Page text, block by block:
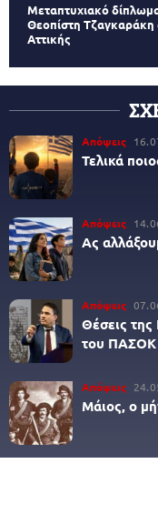
Μεταπτυχιακό
Θεοπίστη Τζαγκαράκη
Αττικής
Απόψεις
Τελικά
Απόψεις
Ας
Απόψεις
Θέσεις
του ΠΑΣΟΚ
Απόψεις
Μάιος, ο